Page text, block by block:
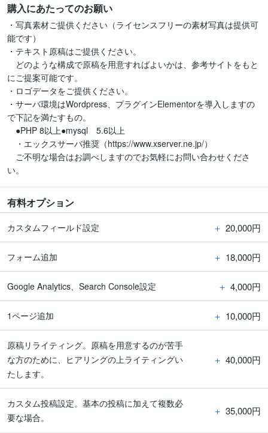
購入にあたってのお願い
・写真素材ご提供ください（ライセンスフリーの素材写真は提供可
能です）
・テキスト原稿はご提供ください。
どのような構成で原稿を用意すればよいかは、参考サイトをもと
にご提案可能です。
・ロゴデータをご提供ください。
・サーバ環境はWordpress、プラグインElementorを導入しますの
で下記を満たすもの。
●PHP 8以上●mysql　5.6以上
・エックスサーバ推奨（https://www.xserver.ne.jp/）
ご不明な場合はお調べしますのでお気軽にお問い合わせくださ
い。
有料オプション
カスタムフィールド設定 ＋ 20,000円
フォーム追加 ＋ 18,000円
Google Analytics、Search Console設定 ＋ 4,000円
1ページ追加 ＋ 10,000円
原稿リライティング。原稿を用意するのが苦手
な方のために、ヒアリングの上ライティングい
たします。
＋ 40,000円
カスタム投稿設定。基本の投稿に加えて複数必
要な場合。
＋ 35,000円